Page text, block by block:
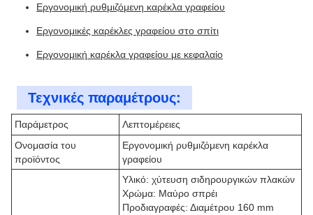
Εργονομική ρυθμιζόμενη καρέκλα γραφείου
Εργονομικές καρέκλες γραφείου στο σπίτι
Εργονομική καρέκλα γραφείου με κεφαλαίο
Τεχνικές παραμέτρους:
Παράμετρος
Λεπτομέρειες
Ονομασία του
προϊόντος
Εργονομική ρυθμιζόμενη καρέκλα
γραφείου
Υλικό: χύτευση σιδηρουργικών πλακών
Χρώμα: Μαύρο σπρέι
Προδιαγραφές: Διαμέτρου 160 mm